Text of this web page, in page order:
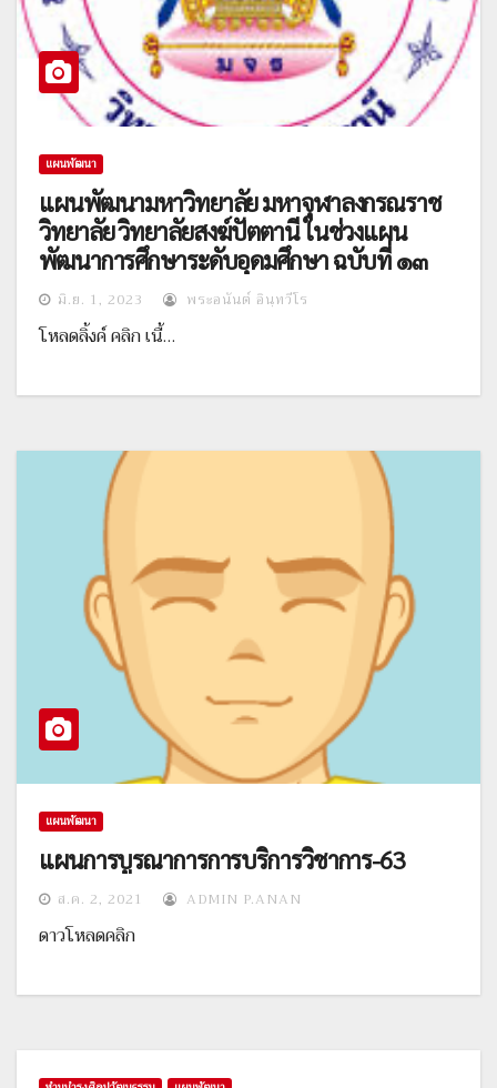
แผนพัฒนา
แผนพัฒนามหาวิทยาลัย มหาจุฬาลงกรณราช
วิทยาลัย วิทยาลัยสงฆ์ปัตตานี ในช่วงแผน
พัฒนาการศึกษาระดับอุดมศึกษา ฉบับที่ ๑๓
มิ.ย. 1, 2023 พระอนันต์ อินฺทวีโร
โหลดลิ้งค์ คลิก เนื้…
แผนพัฒนา
แผนการบูรณาการการบริการวิชาการ-63
ส.ค. 2, 2021 ADMIN P.ANAN
ดาวโหลดคลิก